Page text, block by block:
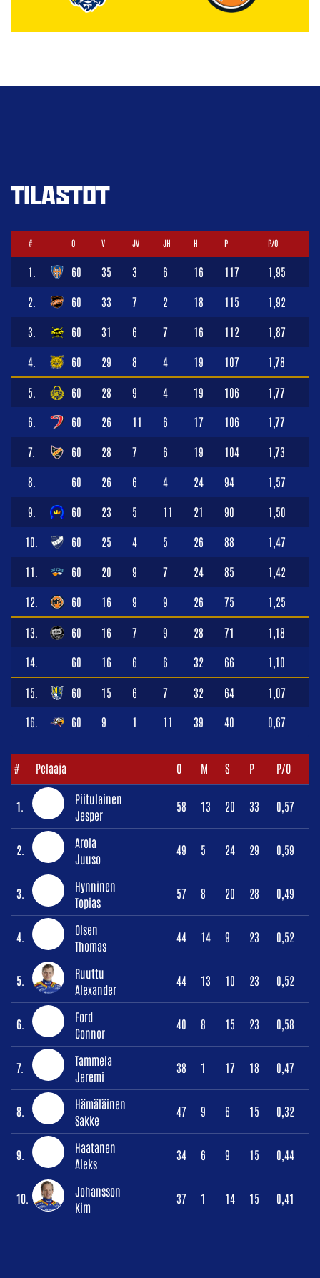
TILASTOT
# O V JV JH H P P/O
1. 60 35 3 6 16 117 1,95
2. 60 33 7 2 18 115 1,92
3. 60 31 6 7 16 112 1,87
4. 60 29 8 4 19 107 1,78
5. 60 28 9 4 19 106 1,77
6. 60 26 11 6 17 106 1,77
7. 60 28 7 6 19 104 1,73
8. 60 26 6 4 24 94 1,57
9. 60 23 5 11 21 90 1,50
10. 60 25 4 5 26 88 1,47
11. 60 20 9 7 24 85 1,42
12. 60 16 9 9 26 75 1,25
13. 60 16 7 9 28 71 1,18
14. 60 16 6 6 32 66 1,10
15. 60 15 6 7 32 64 1,07
16. 60 9 1 11 39 40 0,67
# Pelaaja O M S P P/O
1.
Piitulainen
Jesper
58 13 20 33 0,57
2.
Arola
Juuso
49 5 24 29 0,59
3.
Hynninen
Topias
57 8 20 28 0,49
4.
Olsen
Thomas
44 14 9 23 0,52
5.
Ruuttu
Alexander
44 13 10 23 0,52
6.
Ford
Connor
40 8 15 23 0,58
7.
Tammela
Jeremi
38 1 17 18 0,47
8.
Hämäläinen
Sakke
47 9 6 15 0,32
9.
Haatanen
Aleks
34 6 9 15 0,44
10.
Johansson
Kim
37 1 14 15 0,41